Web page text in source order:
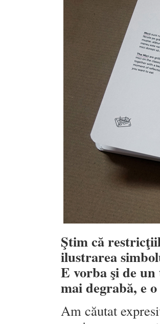
Ştim că
ilustrarea
E vorba şi de
mai degrabă, e
Am căutat